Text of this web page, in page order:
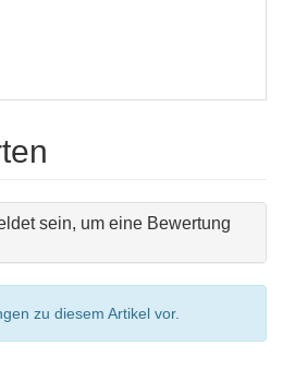
sein, um eine Bewertung
zu diesem Artikel vor.